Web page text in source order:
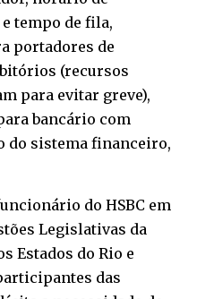
tempo de fila,
portadores de
(recursos
para evitar greve),
bancário com
do sistema financeiro,
do HSBC em
Legislativas da
Estados do Rio e
das